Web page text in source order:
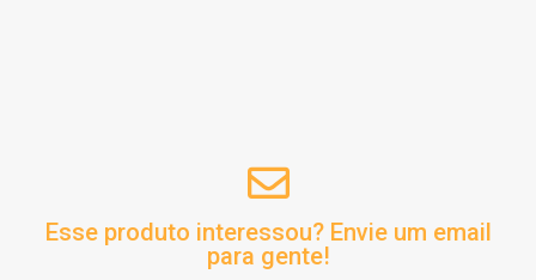
Esse produto interessou? Envie um email
para gente!